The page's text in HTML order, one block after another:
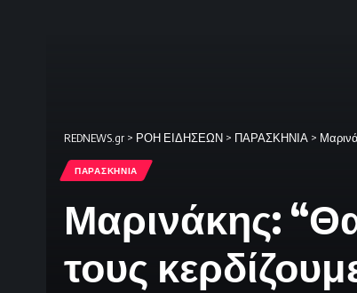
REDNEWS.gr > ΡΟΗ ΕΙΔΗΣΕΩΝ > ΠΑΡΑΣΚΗΝΙΑ >
ΠΑΡΑΣΚΗΝΙΑ
Μαρινάκης:
τους